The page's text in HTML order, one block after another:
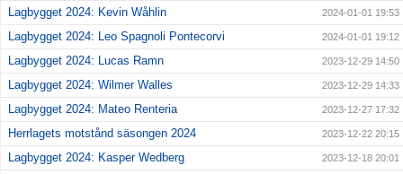
Lagbygget 2024: Kevin Wåhlin 2024-01-01 19:53
Lagbygget 2024: Leo Spagnoli Pontecorvi 2024-01-01 19:12
Lagbygget 2024: Lucas Ramn 2023-12-29 14:50
Lagbygget 2024: Wilmer Walles 2023-12-29 14:33
Lagbygget 2024: Mateo Renteria 2023-12-27 17:32
Herrlagets motstånd säsongen 2024 2023-12-22 20:15
Lagbygget 2024: Kasper Wedberg 2023-12-18 20:01